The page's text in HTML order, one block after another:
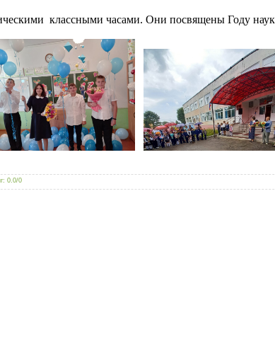
классными часами. Они посвящены Году
: 0.0/0